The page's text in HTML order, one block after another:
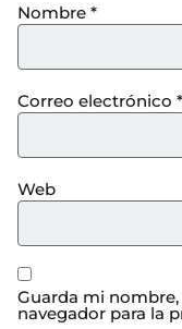
Nombre *
Correo electrónico *
Web
Guarda mi
navegador para la